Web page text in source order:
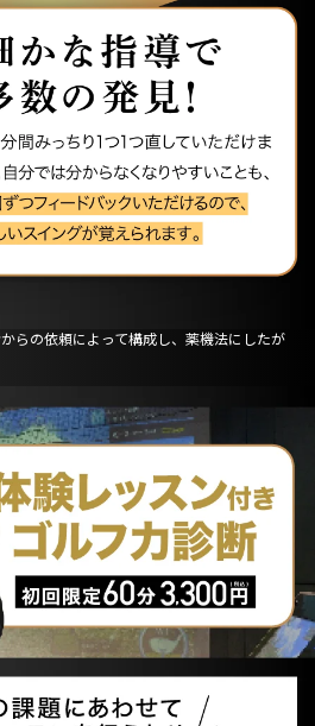
らの依頼によって構成し、薬機法にしたが